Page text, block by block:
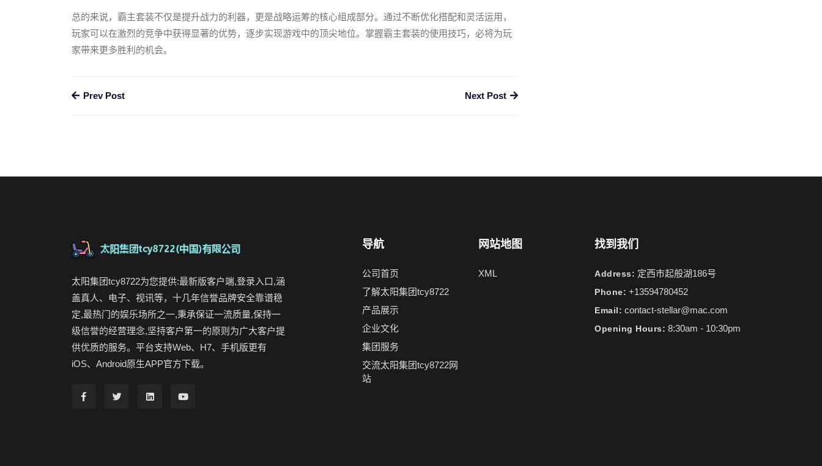
总的来说，霸主套装不仅是提升战力的利器，更是战略运筹的核心组成部分。通过不断优化搭配和灵活运用，
玩家可以在激烈的竞争中获得显著的优势，逐步实现游戏中的顶尖地位。掌握霸主套装的使用技巧，必将为玩
家带来更多胜利的机会。
Prev Post Next Post
太阳集团tcy8722为您提供:最新版客户端,登录入口,涵
盖真人、电子、视讯等，十几年信誉品牌安全靠谱稳
定,最热门的娱乐场所之一,秉承保证一流质量,保持一
级信誉的经营理念,坚持客户第一的原则为广大客户提
供优质的服务。平台支持Web、H7、手机版更有
iOS、Android原生APP官方下载。
导航
公司首页
了解太阳集团tcy8722
产品展示
企业文化
集团服务
交流太阳集团tcy8722网
站
网站地图
XML
找到我们
Address: 定西市起般湖186号
Phone: +13594780452
Email: contact-stellar@mac.com
Opening Hours: 8:30am - 10:30pm